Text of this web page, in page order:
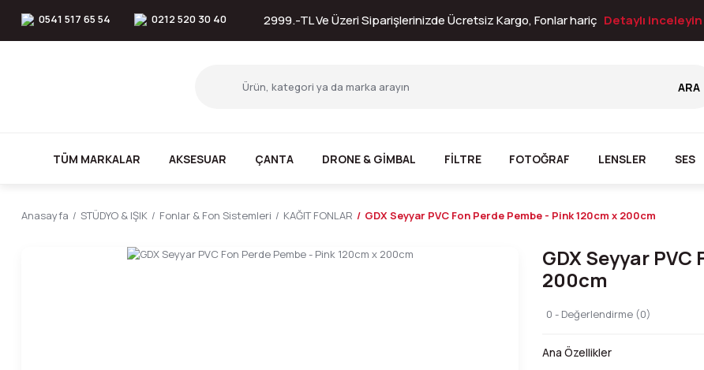
0541 517 65 54 0212 520 30 40 2999.-TL Ve Üzeri Siparişlerinizde Ücretsiz Kargo, Fonlar hariç Detaylı
ARA
TÜM MARKALAR AKSESUAR ÇANTA DRONE & GİMBAL FİLTRE FOTOĞRAF LENSLER SES
Anasayfa STÜDYO & IŞIK Fonlar & Fon Sistemleri KAĞIT FONLAR GDX Seyyar PVC Fon Perde Pembe - Pink 120cm x 200cm
GDX Seyyar PVC
200cm
0 - Değerlendirme (0)
Ana Özellikler